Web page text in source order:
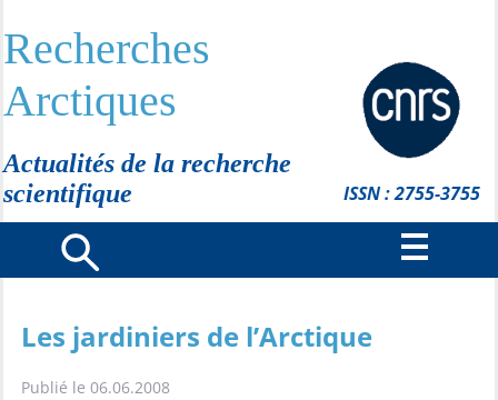
Recherches
Arctiques
Actualités de la recherche
scientifique
ISSN : 2755-3755
Les jardiniers de l’Arctique
Publié le 06.06.2008